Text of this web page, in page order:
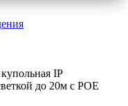
IP
до 20м с POE